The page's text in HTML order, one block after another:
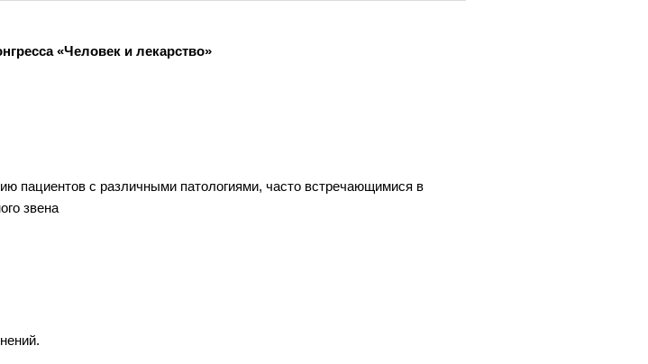
«Человек и лекарство»
пациентов с различными патологиями, часто встречающимися в
звена